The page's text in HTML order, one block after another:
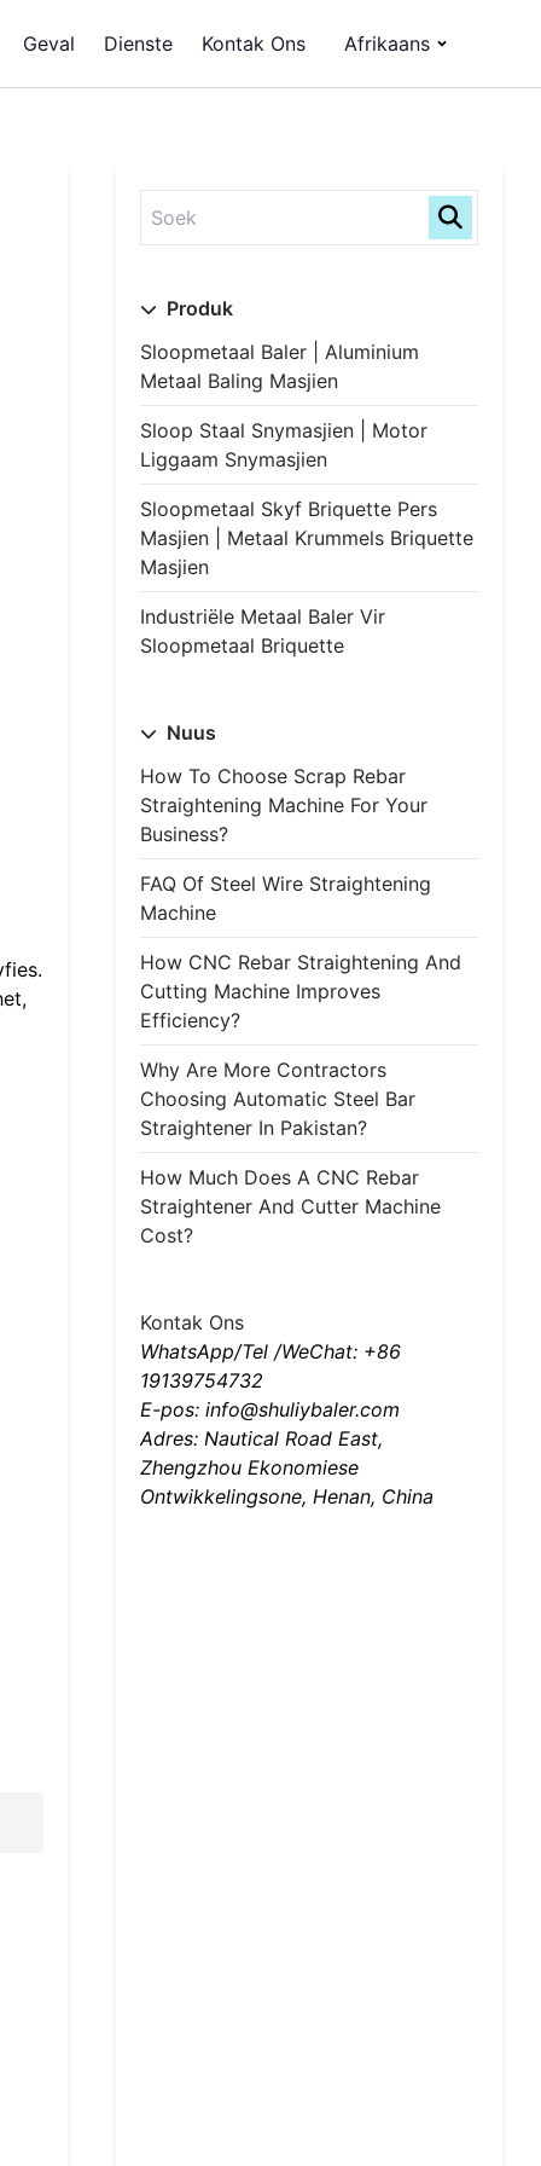
Geval Dienste Kontak Ons Afrikaans
Produk
Sloopmetaal Baler | Aluminium
Metaal Baling Masjien
Sloop Staal Snymasjien | Motor
Liggaam Snymasjien
Sloopmetaal Skyf Briquette Pers
Masjien | Metaal Krummels Briquette
Masjien
Industriële Metaal Baler Vir
Sloopmetaal Briquette
Nuus
How To Choose Scrap Rebar
Straightening Machine For Your
Business?
FAQ Of Steel Wire Straightening
Machine
How CNC Rebar Straightening And
Cutting Machine Improves
Efficiency?
Why Are More Contractors
Choosing Automatic Steel Bar
Straightener In Pakistan?
How Much Does A CNC Rebar
Straightener And Cutter Machine
Cost?
Kontak Ons
WhatsApp/Tel /WeChat: +86
19139754732
E-pos: info@shuliybaler.com
Adres: Nautical Road East,
Zhengzhou Ekonomiese
Ontwikkelingsone, Henan, China